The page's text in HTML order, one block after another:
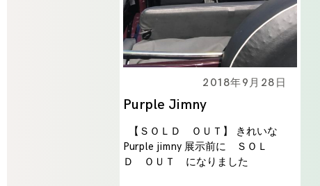
2018年9月28日
Purple Jimny
【ＳＯＬＤ ＯＵＴ】 きれいな
Purple jimny 展示前に ＳＯＬ
Ｄ ＯＵＴ になりました